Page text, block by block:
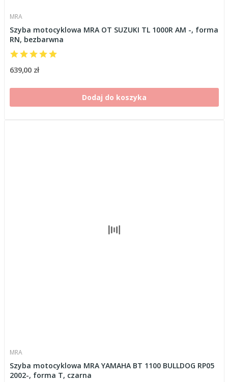
MRA
Szyba motocyklowa MRA OT SUZUKI TL 1000R AM -, forma
RN, bezbarwna
639,00 zł
Dodaj do koszyka
MRA
Szyba motocyklowa MRA YAMAHA BT 1100 BULLDOG RP05
2002-, forma T, czarna